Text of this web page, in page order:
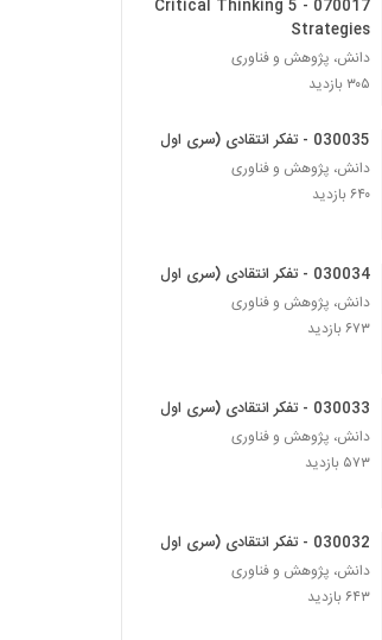
070017 - 5 Critical Thinking
Strategies
دانش، پژوهش و فناوری
۳۰۵ بازدید
030035 - تفکر انتقادی (سری اول)
دانش، پژوهش و فناوری
۶۴۰ بازدید
030034 - تفکر انتقادی (سری اول)
دانش، پژوهش و فناوری
۶۷۳ بازدید
030033 - تفکر انتقادی (سری اول)
دانش، پژوهش و فناوری
۵۷۳ بازدید
030032 - تفکر انتقادی (سری اول)
دانش، پژوهش و فناوری
۶۴۳ بازدید